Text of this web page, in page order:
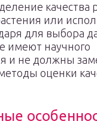
качества
или
для выбора
имеют научного
и не должны
оценки